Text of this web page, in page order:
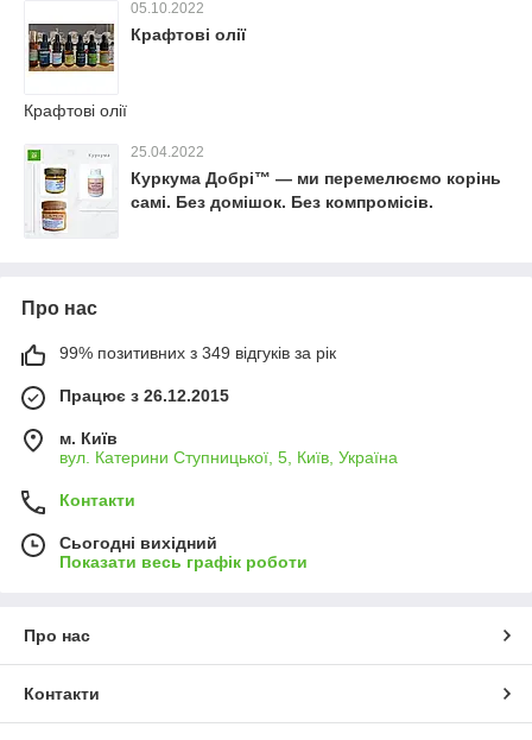
05.10.2022
Крафтові олії
Крафтові олії
25.04.2022
Куркума Добрі™ — ми перемелюємо корінь
самі. Без домішок. Без компромісів.
Про нас
99% позитивних з 349 відгуків за рік
Працює з 26.12.2015
м. Київ
вул. Катерини Ступницької, 5, Київ, Україна
Контакти
Сьогодні вихідний
Показати весь графік роботи
Про нас
Контакти